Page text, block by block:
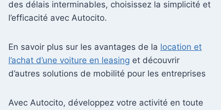
des délais interminables, choisissez la simplicité et
l’efficacité avec Autocito.
En savoir plus sur les avantages de la location et
l’achat d’une voiture en leasing et découvrir
d’autres solutions de mobilité pour les entreprises
Avec Autocito, développez votre activité en toute